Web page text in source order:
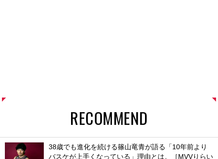
RECOMMEND
38歳でも進化を続ける篠山竜青が語る「10年前より
バスケが上手くなっている」理由とは。［MVVりらい